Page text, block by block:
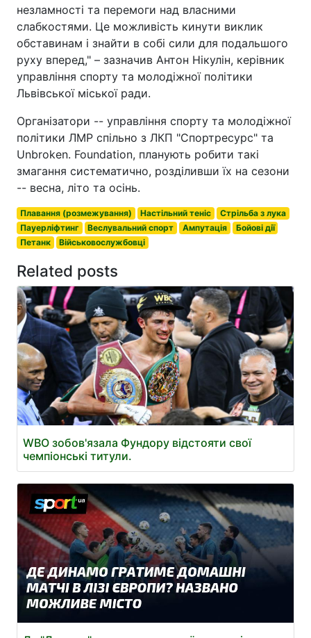
незламності та перемоги над власними
слабкостями. Це можливість кинути виклик
обставинам і знайти в собі сили для подальшого
руху вперед," – зазначив Антон Нікулін, керівник
управління спорту та молодіжної політики
Львівської міської ради.
Організатори -- управління спорту та молодіжної
політики ЛМР спільно з ЛКП "Спортресурс" та
Unbroken. Foundation, планують робити такі
змагання систематично, розділивши їх на сезони
-- весна, літо та осінь.
Плавання (розмежування) Настільний теніс
Стрільба з лука
Пауерліфтинг
Веслувальний спорт Ампутація
Бойові дії
Петанк
Військовослужбовці
Related posts
WBO зобов'язала Фундору відстояти свої
чемпіонські титули.